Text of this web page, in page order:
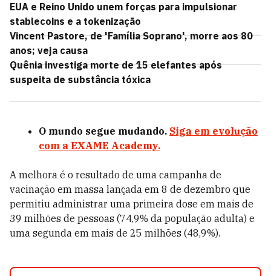
EUA e Reino Unido unem forças para impulsionar
stablecoins e a tokenização
Vincent Pastore, de 'Família Soprano', morre aos 80
anos; veja causa
Quênia investiga morte de 15 elefantes após
suspeita de substância tóxica
O mundo segue mudando. Siga em evolução
com a EXAME Academy.
A melhora é o resultado de uma campanha de
vacinação em massa lançada em 8 de dezembro que
permitiu administrar uma primeira dose em mais de
39 milhões de pessoas (74,9% da população adulta) e
uma segunda em mais de 25 milhões (48,9%).